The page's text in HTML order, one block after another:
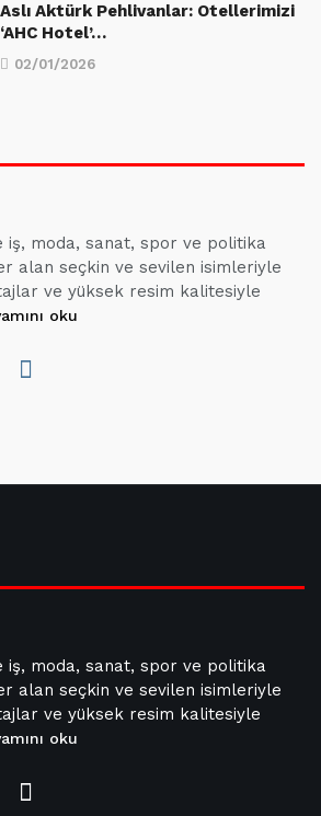
Aslı Aktürk Pehlivanlar: Otellerimizi
‘AHC Hotel’…
02/01/2026
iş, moda, sanat, spor ve politika
alan seçkin ve sevilen isimleriyle
ve yüksek resim kalitesiyle
oku
iş, moda, sanat, spor ve politika
alan seçkin ve sevilen isimleriyle
ve yüksek resim kalitesiyle
oku